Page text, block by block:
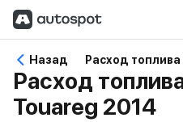
Назад Расход
Расход
Touareg 2014